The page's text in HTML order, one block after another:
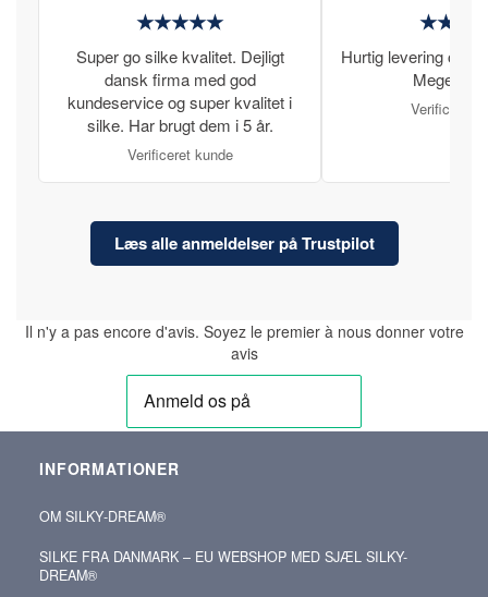
★★★★★
Super go silke kvalitet. Dejligt
dansk firma med god
kundeservice og super kvalitet i
silke. Har brugt dem i 5 år.
Verificeret kunde
Hurtig levering og
Meget
Verificeret
Læs alle anmeldelser på Trustpilot
Il n'y a pas encore d'avis. Soyez le premier à nous donner votre
avis
INFORMATIONER
OM SILKY‑DREAM®
SILKE FRA DANMARK – EU WEBSHOP MED SJÆL SILKY-
DREAM®